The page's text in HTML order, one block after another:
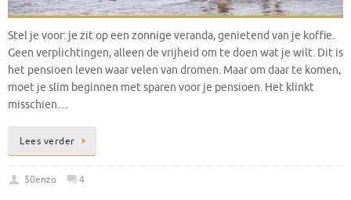
Stel je voor: je zit op een zonnige veranda, genietend van je koffie.
Geen verplichtingen, alleen de vrijheid om te doen wat je wilt. Dit is
het pensioen leven waar velen van dromen. Maar om daar te komen,
moet je slim beginnen met sparen voor je pensioen. Het klinkt
misschien…
Lees verder
50enzo 4